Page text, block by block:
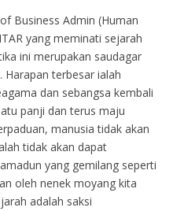
Business Admin (Human
yang meminati sejarah
ini merupakan saudagar
Harapan terbesar ialah
dan sebangsa kembali
panji dan terus maju
manusia tidak akan
tidak akan dapat
yang gemilang seperti
oleh nenek moyang kita
adalah saksi